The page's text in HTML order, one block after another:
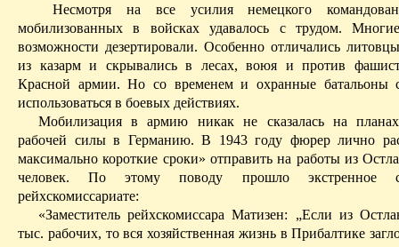
Несмотря на все усилия немецкого
мобилизованных в войсках удавалось с трудом.
возможности дезертировали. Особенно отличались
из казарм и скрывались в лесах, воюя и против
Красной армии. Но со временем и охранные батальоны
использоваться в боевых действиях.
Мобилизация в армию никак не сказалась на
рабочей силы в Германию. В 1943 году фюрер лично
максимально короткие сроки» отправить на работы из
человек. По этому поводу прошло экстренное
рейхскомиссариате:
«Заместитель рейхскомиссара Матизен: „Если из
тыс. рабочих, то вся хозяйственная жизнь в Прибалтике